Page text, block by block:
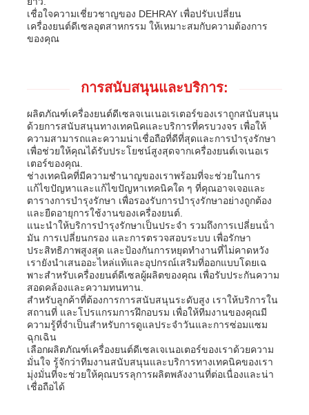
เชื่อใจความเชี่ยวชาญของ DEHRAY เพื่อปรับเปลี่ยน
เครื่องยนต์ดีเซลอุตสาหกรรม ให้เหมาะสมกับความต้องการ
ของคุณ
การสนับสนุนและบริการ:
ผลิตภัณฑ์เครื่องยนต์ดีเซลจเนเนอเรเตอร์ของเราถูกสนับสนุน
ด้วยการสนับสนุนทางเทคนิคและบริการที่ครบวงจร เพื่อให้
ความสามารถและความน่าเชื่อถือที่ดีที่สุดและการบํารุงรักษา
เพื่อช่วยให้คุณได้รับประโยชน์สูงสุดจากเครื่องยนต์เจเนอเร
เตอร์ของคุณ.
ช่างเทคนิคที่มีความชํานาญของเราพร้อมที่จะช่วยในการ
แก้ไขปัญหาและแก้ไขปัญหาเทคนิคใด ๆ ที่คุณอาจเจอและ
ตารางการบํารุงรักษา เพื่อรองรับการบํารุงรักษาอย่างถูกต้อง
และยืดอายุการใช้งานของเครื่องยนต์.
แนะนําให้บริการบํารุงรักษาเป็นประจํา รวมถึงการเปลี่ยนน้ํา
มัน การเปลี่ยนกรอง และการตรวจสอบระบบ เพื่อรักษา
ประสิทธิภาพสูงสุด และป้องกันการหยุดทํางานที่ไม่คาดหวัง
เรายังนําเสนออะไหล่แท้และอุปกรณ์เสริมที่ออกแบบโดยเฉ
พาะสําหรับเครื่องยนต์ดีเซลผู้ผลิตของคุณ เพื่อรับประกันความ
สอดคล้องและความทนทาน.
สําหรับลูกค้าที่ต้องการการสนับสนุนระดับสูง เราให้บริการใน
สถานที่ และโปรแกรมการฝึกอบรม เพื่อให้ทีมงานของคุณมี
ความรู้ที่จําเป็นสําหรับการดูแลประจําวันและการซ่อมแซม
ฉุกเฉิน
เลือกผลิตภัณฑ์เครื่องยนต์ดีเซลเจเนอเตอร์ของเราด้วยความ
มั่นใจ รู้จักว่าทีมงานสนับสนุนและบริการทางเทคนิคของเรา
มุ่งมั่นที่จะช่วยให้คุณบรรลุการผลิตพลังงานที่ต่อเนื่องและน่า
เชื่อถือได้